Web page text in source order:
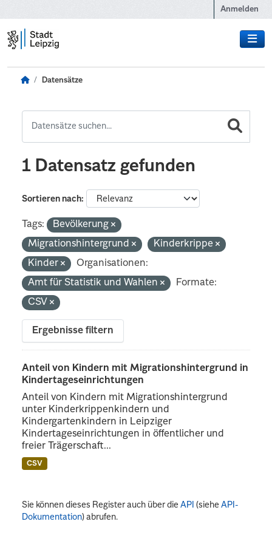
Anmelden
Datensätze
1 Datensatz gefunden
Sortieren nach
Tags:
Bevölkerung
Migrationshintergrund
Kinderkrippe
Kinder
Organisationen:
Amt für Statistik und Wahlen
Formate:
CSV
Ergebnisse filtern
Anteil von Kindern mit Migrationshintergrund in
Kindertageseinrichtungen
Anteil von Kindern mit Migrationshintergrund
unter Kinderkrippenkindern und
Kindergartenkindern in Leipziger
Kindertageseinrichtungen in öffentlicher und
freier Trägerschaft...
CSV
Sie können dieses Register auch über dieAPI (sieheAPI-
Dokumentation) abrufen.